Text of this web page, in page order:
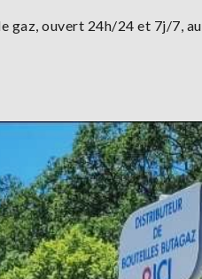
gaz, ouvert 24h/24 et 7j/7, au